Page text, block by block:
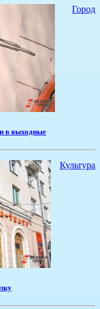
Город
в выходные
Культура